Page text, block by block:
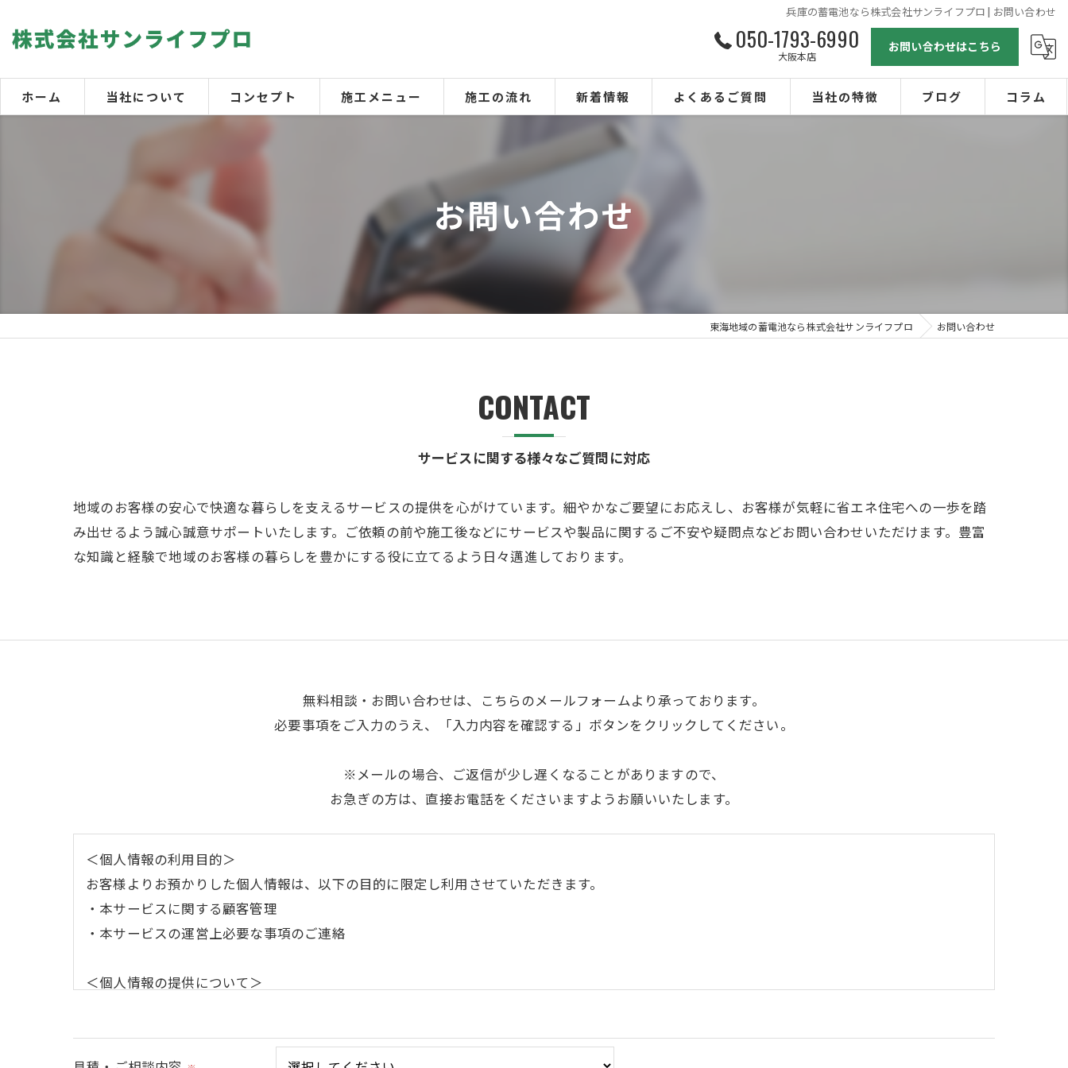
兵庫の蓄電池なら株式会社サンライフプロ | お問い合わせ
050-1793-6990
大阪本店
お問い合わせはこちら
ホーム 当社について コンセプト 施工メニュー
【ガス設備のケース】エコキュート＋太陽光発電
【フルセット】オール電化＋太陽光発電＋蓄電池
【無料】太陽光発電の発電量点検
屋根点検
室内＆外構リフォーム
施工の流れ 新着情報 よくあるご質問 当社の特徴 ブログ コラム
お問い合わせ
東海地域の蓄電池なら株式会社サンライフプロ お問い合わせ
サービスに関する様々なご質問に対応
CONTACT
地域のお客様の安心で快適な暮らしを支えるサービスの提供を心がけています。細やかなご要望にお応えし、お客様が気軽に省エネ住宅への一歩を踏
み出せるよう誠心誠意サポートいたします。ご依頼の前や施工後などにサービスや製品に関するご不安や疑問点などお問い合わせいただけます。豊富
な知識と経験で地域のお客様の暮らしを豊かにする役に立てるよう日々邁進しております。
無料相談・お問い合わせは、こちらのメールフォームより承っております。
必要事項をご入力のうえ、「入力内容を確認する」ボタンをクリックしてください。
※メールの場合、ご返信が少し遅くなることがありますので、
お急ぎの方は、直接お電話をくださいますようお願いいたします。
＜個人情報の利用目的＞
お客様よりお預かりした個人情報は、以下の目的に限定し利用させていただきます。
・本サービスに関する顧客管理
・本サービスの運営上必要な事項のご連絡
＜個人情報の提供について＞